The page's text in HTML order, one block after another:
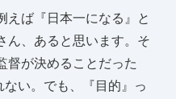
えば『日本一になる』と
ん、あると思います。そ
督が決めることだった
い。でも、『目的』っ